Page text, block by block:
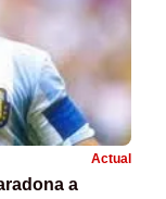
Actual
a